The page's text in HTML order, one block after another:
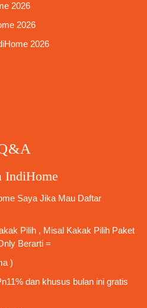
2026
2026
2026
IndiHome
Saya Jika Mau Daftar
Pilih , Misal Kakak Pilih Paket
Berarti =
)
dan khusus bulan ini gratis